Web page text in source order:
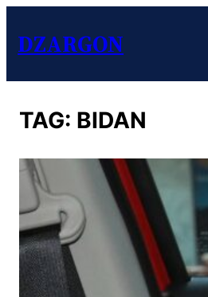
DZARGON
TAG: BIDAN